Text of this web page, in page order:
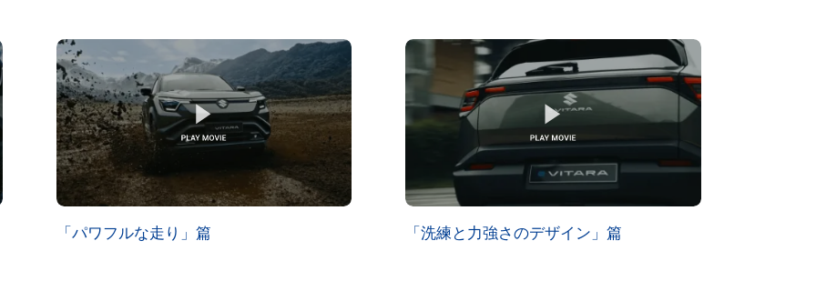
「パワフルな走り」篇 「洗練と力強さのデザイン」篇